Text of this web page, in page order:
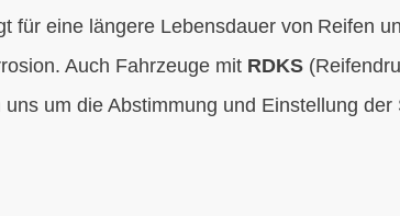
für eine längere Lebensdauer von Reifen
Auch Fahrzeuge mit RDKS
um die Abstimmung und Einstellung